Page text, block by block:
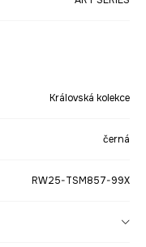
Královská kolekce
černá
RW25-TSM857-99X